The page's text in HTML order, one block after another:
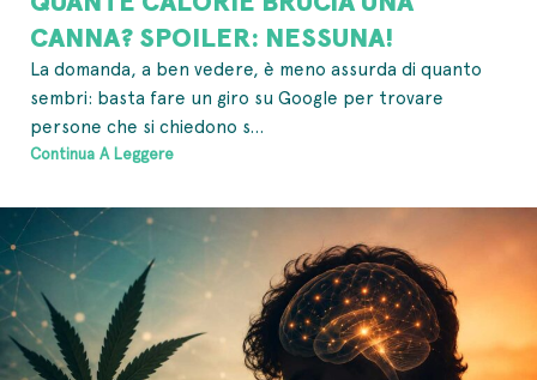
CANNA? SPOILER: NESSUNA!
La domanda, a ben vedere, è meno assurda di quanto
sembri: basta fare un giro su Google per trovare
persone che si chiedono s...
Continua A Leggere